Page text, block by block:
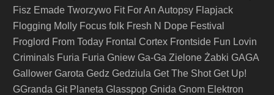
Fisz Emade Tworzywo Fit For An Autopsy Flapjack
Flogging Molly Focus folk Fresh N Dope Festival
Froglord From Today Frontal Cortex Frontside Fun Lovin
Criminals Furia Furia Gniew Ga-Ga Zielone Żabki GAGA
Gallower Garota Gedz Gedziula Get The Shot Get Up!
GGranda Git Planeta Glasspop Gnida Gnom Elektron